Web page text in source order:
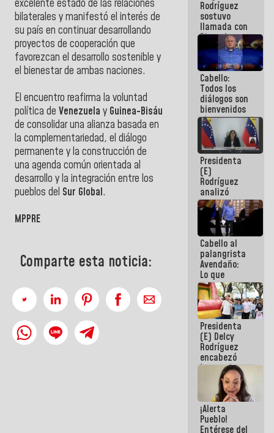
excelente estado de las relaciones
bilaterales y manifestó el interés de
su país en continuar desarrollando
proyectos de cooperación que
favorezcan el desarrollo sostenible y
el bienestar de ambas naciones.
El encuentro reafirma la voluntad
política de Venezuela y Guinea-Bisáu
de consolidar una alianza basada en
la complementariedad, el diálogo
permanente y la construcción de
una agenda común orientada al
desarrollo y la integración entre los
pueblos del Sur Global.
MPPRE
Comparte esta noticia:
Rodríguez
sostuvo
llamada con
Dinorah
Figuera y
acuerdan
primer
encuentro
presencial
para el
diálogo
Cabello:
Todos los
diálogos son
bienvenidos
siempre que
estén en el
marco de la
Constitución
de la
República
Presidenta
(E)
Rodríguez
analizó
junto a
gobernadores
planes de
recuperación
del Sistema
Eléctrico
Nacional
Cabello al
palangrista
Avendaño:
Lo que
vayas a
escribir
hazlo hoy
por que no
sabemos si
la semana
que viene
hay
programa
Presidenta
(E) Delcy
Rodríguez
encabezó
lanzamiento
del Plan
Nacional de
Recreación
Vacacional
¡Alerta
Pueblo!
Entérese del